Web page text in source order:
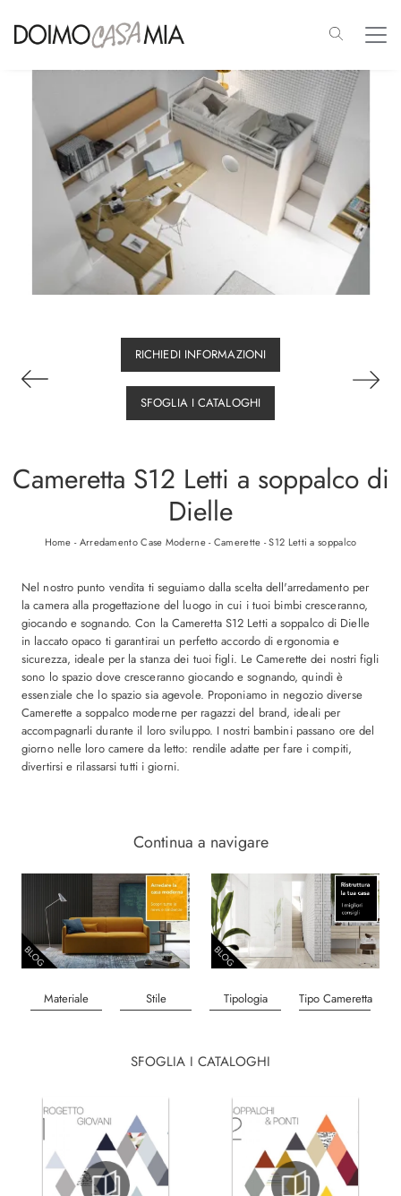
Nel nostro punto vendita ti seguiamo dalla scelta dell'arredamento per
la camera alla progettazione del luogo in cui i tuoi bimbi cresceranno,
giocando e sognando. Con la Cameretta S12 Letti a soppalco di Dielle
in laccato opaco ti garantirai un perfetto accordo di ergonomia e
sicurezza, ideale per la stanza dei tuoi figli. Le Camerette dei nostri figli
sono lo spazio dove cresceranno giocando e sognando, quindi è
essenziale che lo spazio sia agevole. Proponiamo in negozio diverse
Camerette a soppalco moderne per ragazzi del brand, ideali per
accompagnarli durante il loro sviluppo. I nostri bambini passano ore del
giorno nelle loro camere da letto: rendile adatte per fare i compiti,
divertirsi e rilassarsi tutti i giorni.
RICHIEDI INFORMAZIONI
SFOGLIA I CATALOGHI
Cameretta S12 Letti a soppalco di
Dielle
Home -Arredamento Case Moderne-Camerette -S12 Letti a soppalco
Continua a navigare
Materiale Stile Tipologia Tipo Cameretta
SFOGLIA I CATALOGHI